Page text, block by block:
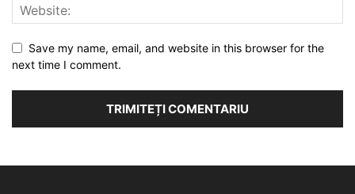
Save my name, email, and website in this browser for the
next time I comment.